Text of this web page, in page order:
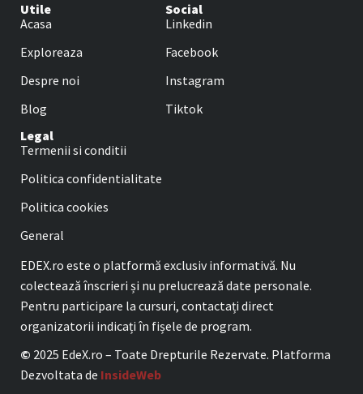
Utile
Acasa
Exploreaza
Despre noi
Blog
Social
Linkedin
Facebook
Instagram
Tiktok
Legal
Termenii si conditii
Politica confidentialitate
Politica cookies
General
EDEX.ro este o platformă exclusiv informativă. Nu
colectează înscrieri și nu prelucrează date personale.
Pentru participare la cursuri, contactați direct
organizatorii indicați în fișele de program.
© 2025 EdeX.ro – Toate Drepturile Rezervate. Platforma
Dezvoltata de InsideWeb